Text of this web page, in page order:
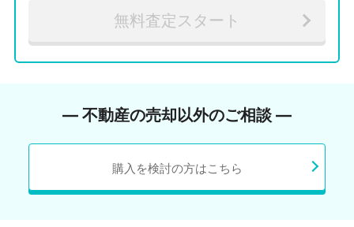
無料査定スタート
― 不動産の売却以外のご相談 ―
購入を検討の方はこちら